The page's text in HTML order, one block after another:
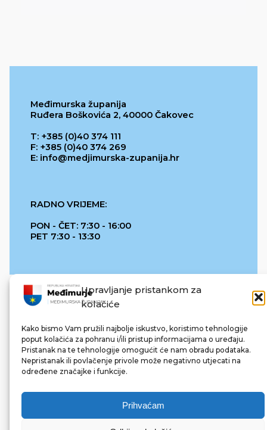
Upravljanje pristankom za
kolačiće
Kako bismo Vam pružili najbolje iskustvo, koristimo tehnologije
poput kolačića za pohranu i/ili pristup informacijama o uređaju.
Pristanak na te tehnologije omogućit će nam obradu podataka.
Nepristanak ili povlačenje privole može negativno utjecati na
određene značajke i funkcije.
Prihvaćam
Međimurska županija
Ruđera Boškovića 2, 40000 Čakovec
T: +385 (0)40 374 111
F: +385 (0)40 374 269
E: info@medjimurska-zupanija.hr
RADNO VRIJEME:
PON - ČET: 7:30 - 16:00
PET 7:30 - 13:30
REPUBLIKA HRVATSKA